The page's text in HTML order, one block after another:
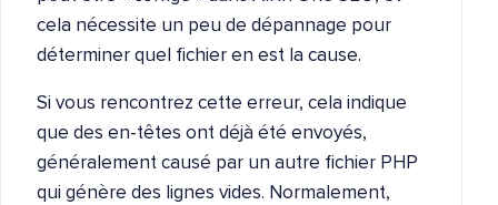
cela nécessite un peu de dépannage pour
déterminer quel fichier en est la cause.
Si vous rencontrez cette erreur, cela indique
que des en-têtes ont déjà été envoyés,
généralement causé par un autre fichier PHP
qui génère des lignes vides. Normalement,